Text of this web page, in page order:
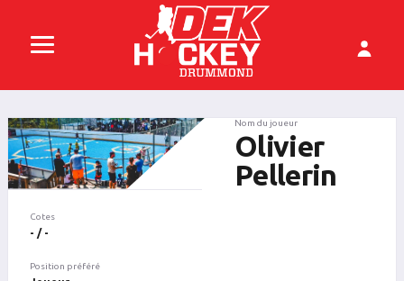
Nom du joueur
Olivier
Pellerin
Cotes
- / -
Position préféré